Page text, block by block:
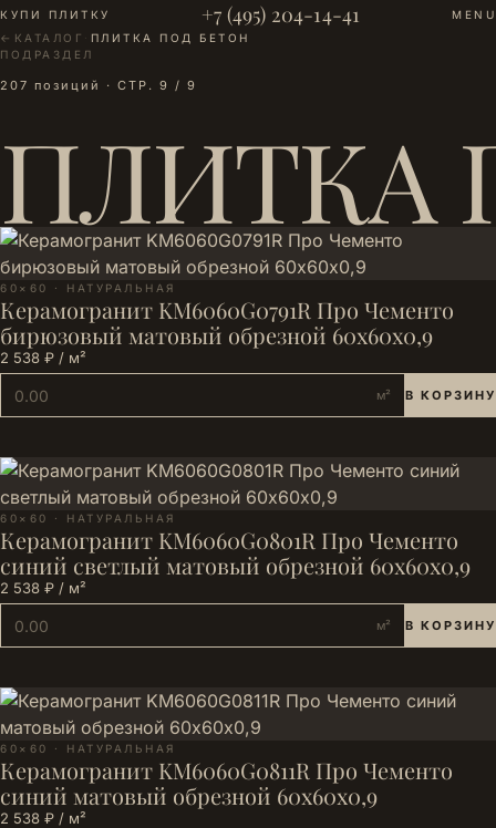
КУПИ ПЛИТКУ +7 (495) 204-14-41
MENU
← КАТАЛОГ · ПЛИТКА ПОД БЕТОН
ПОДРАЗДЕЛ
207 позиций · СТР. 9 / 9
ПЛИТКА
60×60 · НАТУРАЛЬНАЯ
Керамогранит KM6060G0791R Про Чементо
бирюзовый матовый обрезной 60х60x0,9
2 538 ₽ / м²
м² В КОРЗИНУ
60×60 · НАТУРАЛЬНАЯ
Керамогранит KM6060G0801R Про Чементо
синий светлый матовый обрезной 60х60x0,9
2 538 ₽ / м²
м² В КОРЗИНУ
60×60 · НАТУРАЛЬНАЯ
Керамогранит KM6060G0811R Про Чементо
синий матовый обрезной 60х60x0,9
2 538 ₽ / м²